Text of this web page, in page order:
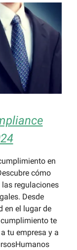
en
cómo
regulaciones
Desde
en el lugar de
te
tu empresa y a